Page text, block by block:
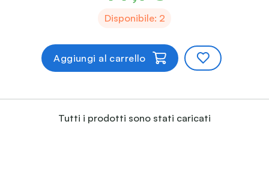
Disponibile: 2
Aggiungi al carrello
Tutti i prodotti sono stati caricati